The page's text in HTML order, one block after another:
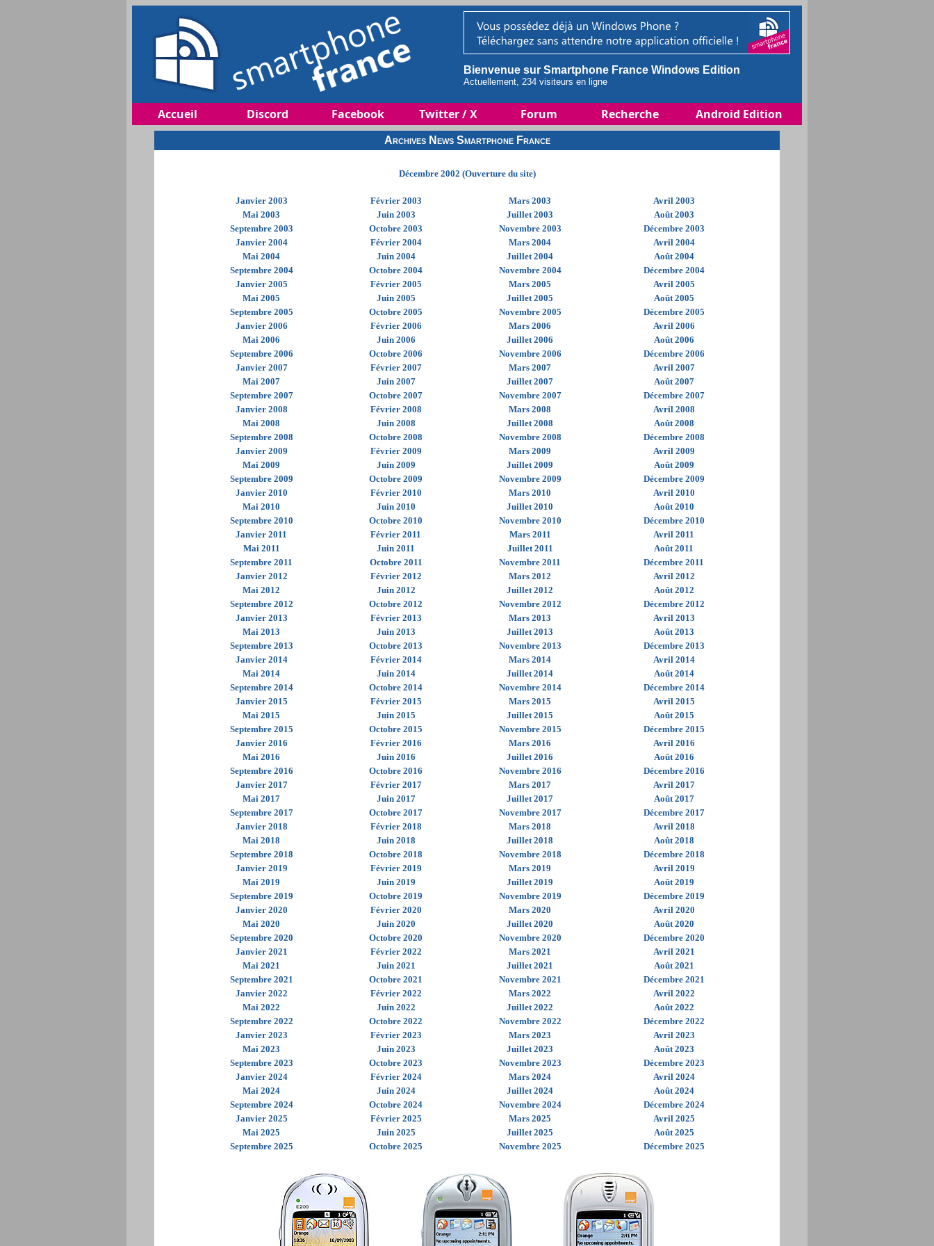
Bienvenue sur Smartphone France Windows Edition
Actuellement, 234 visiteurs en ligne
Accueil Discord Facebook Twitter / X Forum Recherche Android Edition
Archives News Smartphone France
Décembre 2002 (Ouverture du site)
Janvier 2003 Février 2003 Mars 2003
Avril 2003
Mai 2003
Juin 2003 Juillet 2003
Août 2003
Septembre 2003
Octobre 2003 Novembre 2003
Décembre 2003
Janvier 2004
Février 2004 Mars 2004
Avril 2004
Mai 2004
Juin 2004 Juillet 2004
Août 2004
Septembre 2004
Octobre 2004 Novembre 2004
Décembre 2004
Janvier 2005
Février 2005 Mars 2005
Avril 2005
Mai 2005
Juin 2005 Juillet 2005
Août 2005
Septembre 2005
Octobre 2005 Novembre 2005
Décembre 2005
Janvier 2006
Février 2006 Mars 2006
Avril 2006
Mai 2006
Juin 2006 Juillet 2006
Août 2006
Septembre 2006
Octobre 2006 Novembre 2006
Décembre 2006
Janvier 2007
Février 2007 Mars 2007
Avril 2007
Mai 2007
Juin 2007 Juillet 2007
Août 2007
Septembre 2007
Octobre 2007 Novembre 2007
Décembre 2007
Janvier 2008
Février 2008 Mars 2008
Avril 2008
Mai 2008
Juin 2008 Juillet 2008
Août 2008
Septembre 2008
Octobre 2008 Novembre 2008
Décembre 2008
Janvier 2009
Février 2009 Mars 2009
Avril 2009
Mai 2009
Juin 2009 Juillet 2009
Août 2009
Septembre 2009
Octobre 2009 Novembre 2009
Décembre 2009
Janvier 2010
Février 2010 Mars 2010
Avril 2010
Mai 2010
Juin 2010 Juillet 2010
Août 2010
Septembre 2010
Octobre 2010 Novembre 2010
Décembre 2010
Janvier 2011
Février 2011 Mars 2011
Avril 2011
Mai 2011
Juin 2011 Juillet 2011
Août 2011
Septembre 2011
Octobre 2011 Novembre 2011
Décembre 2011
Janvier 2012
Février 2012 Mars 2012
Avril 2012
Mai 2012
Juin 2012 Juillet 2012
Août 2012
Septembre 2012
Octobre 2012 Novembre 2012
Décembre 2012
Janvier 2013
Février 2013 Mars 2013
Avril 2013
Mai 2013
Juin 2013 Juillet 2013
Août 2013
Septembre 2013
Octobre 2013 Novembre 2013
Décembre 2013
Janvier 2014
Février 2014 Mars 2014
Avril 2014
Mai 2014
Juin 2014 Juillet 2014
Août 2014
Septembre 2014
Octobre 2014 Novembre 2014
Décembre 2014
Janvier 2015
Février 2015 Mars 2015
Avril 2015
Mai 2015
Juin 2015 Juillet 2015
Août 2015
Septembre 2015
Octobre 2015 Novembre 2015
Décembre 2015
Janvier 2016
Février 2016 Mars 2016
Avril 2016
Mai 2016
Juin 2016 Juillet 2016
Août 2016
Septembre 2016
Octobre 2016 Novembre 2016
Décembre 2016
Janvier 2017
Février 2017 Mars 2017
Avril 2017
Mai 2017
Juin 2017 Juillet 2017
Août 2017
Septembre 2017
Octobre 2017 Novembre 2017
Décembre 2017
Janvier 2018
Février 2018 Mars 2018
Avril 2018
Mai 2018
Juin 2018 Juillet 2018
Août 2018
Septembre 2018
Octobre 2018 Novembre 2018
Décembre 2018
Janvier 2019
Février 2019 Mars 2019
Avril 2019
Mai 2019
Juin 2019 Juillet 2019
Août 2019
Septembre 2019
Octobre 2019 Novembre 2019
Décembre 2019
Janvier 2020
Février 2020 Mars 2020
Avril 2020
Mai 2020
Juin 2020 Juillet 2020
Août 2020
Septembre 2020
Octobre 2020 Novembre 2020
Décembre 2020
Janvier 2021
Février 2022 Mars 2021
Avril 2021
Mai 2021
Juin 2021 Juillet 2021
Août 2021
Septembre 2021
Octobre 2021 Novembre 2021
Décembre 2021
Janvier 2022
Février 2022 Mars 2022
Avril 2022
Mai 2022
Juin 2022 Juillet 2022
Août 2022
Septembre 2022
Octobre 2022 Novembre 2022
Décembre 2022
Janvier 2023
Février 2023 Mars 2023
Avril 2023
Mai 2023
Juin 2023 Juillet 2023
Août 2023
Septembre 2023
Octobre 2023 Novembre 2023
Décembre 2023
Janvier 2024
Février 2024 Mars 2024
Avril 2024
Mai 2024
Juin 2024 Juillet 2024
Août 2024
Septembre 2024
Octobre 2024 Novembre 2024
Décembre 2024
Janvier 2025
Février 2025 Mars 2025
Avril 2025
Mai 2025
Juin 2025 Juillet 2025
Août 2025
Septembre 2025
Octobre 2025 Novembre 2025 Décembre 2025